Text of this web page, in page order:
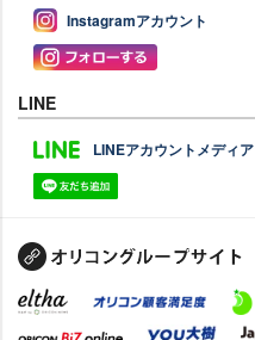
Instagramアカウント
LINE
LINEアカウントメディア